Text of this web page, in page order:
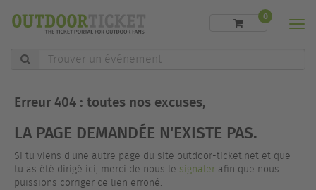
Trouver
0
Erreur 404 : toutes nos excuses,
LA PAGE DEMANDÉE N'EXISTE PAS.
Si tu viens d'une autre page du site outdoor-ticket.net et que
tu as été dirigé ici, merci de nous le signaler afin que nous
puissions corriger ce lien erroné.